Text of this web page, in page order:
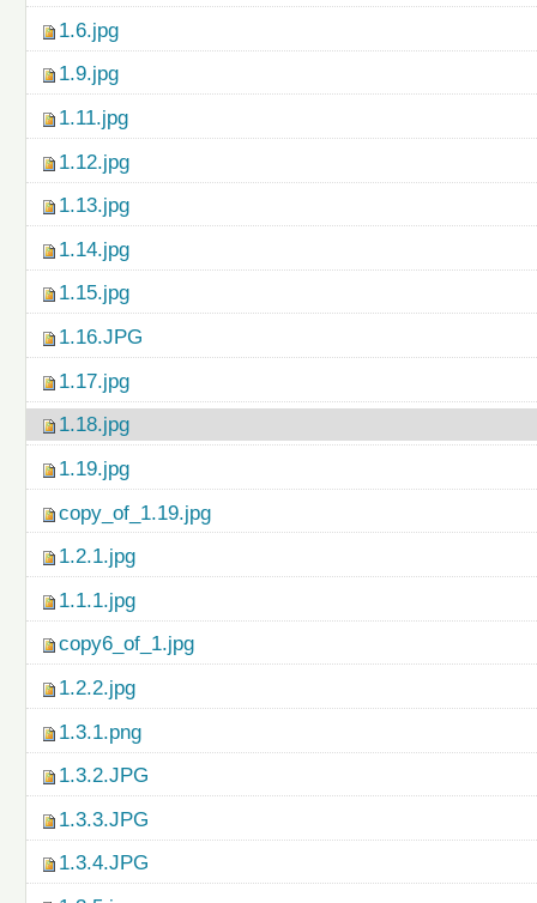
1.6.jpg
1.9.jpg
1.11.jpg
1.12.jpg
1.13.jpg
1.14.jpg
1.15.jpg
1.16.JPG
1.17.jpg
1.18.jpg
1.19.jpg
copy_of_1.19.jpg
1.2.1.jpg
1.1.1.jpg
copy6_of_1.jpg
1.2.2.jpg
1.3.1.png
1.3.2.JPG
1.3.3.JPG
1.3.4.JPG